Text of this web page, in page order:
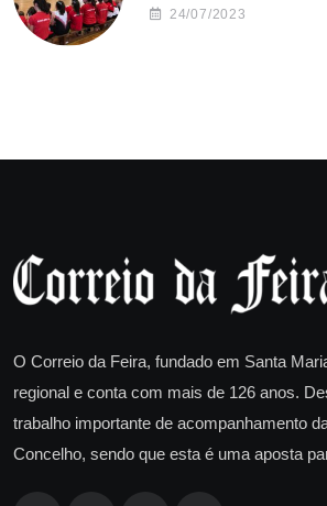
24/07/2023
O Correio da Feira, fundado em Santa
regional e conta com mais de 126 anos.
trabalho importante de acompanhamento
Concelho, sendo que esta é uma aposta